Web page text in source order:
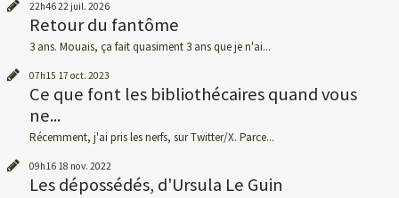
22h4622 juil. 2026
Retour du fantôme
3 ans. Mouais, ça fait quasiment 3 ans que je n'ai...
07h15 17 oct. 2023
Ce que font les bibliothécaires quand vous
ne...
Récemment, j'ai pris les nerfs, sur Twitter/X. Parce...
09h16 18 nov. 2022
Les dépossédés, d'Ursula Le Guin